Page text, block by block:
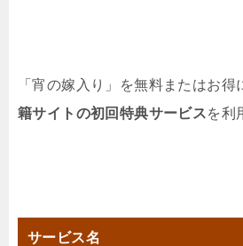
「宵の嫁入り」を無料またはお得
籍サイトの初回特典サービスを利
サービス名